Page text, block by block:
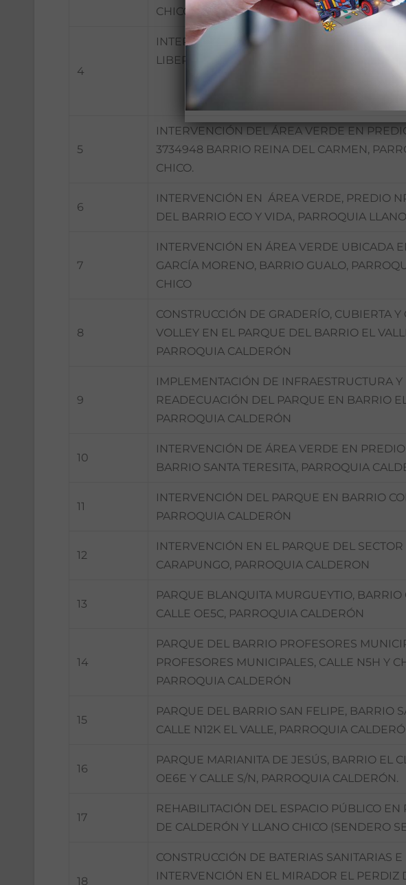
CHICO.
4
INTERVENCIÓN DEL ÁREA VERDE EN EL
LIBERTAD, PARROQUIA LLANO CHICO.
5
INTERVENCIÓN DEL ÁREA VERDE EN
3734948 BARRIO REINA DEL CARMEN,
CHICO.
6
INTERVENCIÓN EN ÁREA VERDE, PREDIO
DEL BARRIO ECO Y VIDA, PARROQUIA
7
INTERVENCIÓN EN ÁREA VERDE UBICADA
GARCÍA MORENO, BARRIO GUALO,
CHICO
8
CONSTRUCCIÓN DE GRADERÍO, CUBIERTA Y
VOLLEY EN EL PARQUE DEL BARRIO EL
PARROQUIA CALDERÓN
9
IMPLEMENTACIÓN DE INFRAESTRUCTURA Y
READECUACIÓN DEL PARQUE EN BARRIO
PARROQUIA CALDERÓN
10
INTERVENCIÓN DE ÁREA VERDE EN
BARRIO SANTA TERESITA, PARROQUIA
11
INTERVENCIÓN DEL PARQUE EN BARRIO
PARROQUIA CALDERÓN
12
INTERVENCIÓN EN EL PARQUE DEL
CARAPUNGO, PARROQUIA CALDERON
13
PARQUE BLANQUITA MURGUEYTIO, BARRIO
CALLE OE5C, PARROQUIA CALDERÓN
14
PARQUE DEL BARRIO PROFESORES
PROFESORES MUNICIPALES, CALLE N5H Y
PARROQUIA CALDERÓN
15
PARQUE DEL BARRIO SAN FELIPE, BARRIO
CALLE N12K EL VALLE, PARROQUIA
16
PARQUE MARIANITA DE JESÚS, BARRIO EL
OE6E Y CALLE S/N, PARROQUIA CALDERÓN.
17
REHABILITACIÓN DEL ESPACIO PÚBLICO EN
DE CALDERÓN Y LLANO CHICO (SENDERO
18
CONSTRUCCIÓN DE BATERIAS SANITARIAS E
INTERVENCIÓN EN EL MIRADOR EL PERDIZ